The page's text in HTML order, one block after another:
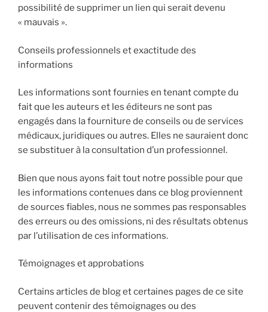
possibilité de supprimer un lien qui serait devenu
« mauvais ».
Conseils professionnels et exactitude des
informations
Les informations sont fournies en tenant compte du
fait que les auteurs et les éditeurs ne sont pas
engagés dans la fourniture de conseils ou de services
médicaux, juridiques ou autres. Elles ne sauraient donc
se substituer à la consultation d’un professionnel.
Bien que nous ayons fait tout notre possible pour que
les informations contenues dans ce blog proviennent
de sources fiables, nous ne sommes pas responsables
des erreurs ou des omissions, ni des résultats obtenus
par l’utilisation de ces informations.
Témoignages et approbations
Certains articles de blog et certaines pages de ce site
peuvent contenir des témoignages ou des